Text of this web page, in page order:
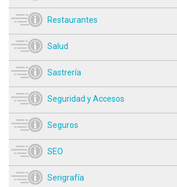
Restaurantes
Salud
Sastrería
Seguridad y Accesos
Seguros
SEO
Serigrafía